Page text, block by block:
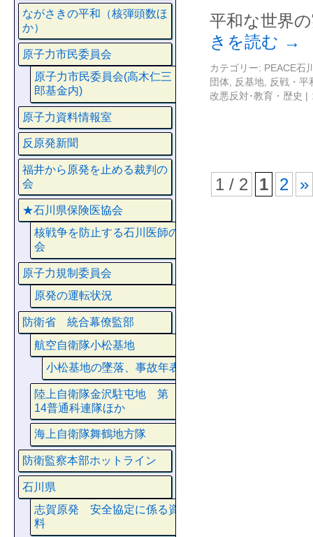
平和な世界
きを読む →
カテゴリー: PEACE石
団体
反基地
反戦・平
改悪反対･教育・歴史 |
1 / 2 1 2 »
ながさきの平和（核弾頭数ほ
か）
原子力市民委員会
原子力市民委員会(高木仁三
郎基金内)
原子力資料情報室
反原発新聞
福井から原発を止める裁判の
会
★石川県保険医協会
核戦争を防止する石川医師の
会
原子力規制委員会
原発の運転状況
防衛省 統合幕僚監部
航空自衛隊小松基地
小松基地の墜落、事故年表
陸上自衛隊金沢駐屯地 第
14普通科連隊ほか
海上自衛隊舞鶴地方隊
防衛監察本部ホットライン
石川県
志賀原発 安全協定に係る資
料